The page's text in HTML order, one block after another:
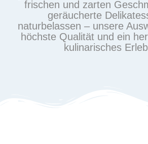
frischen und zarten
geräucherte
naturbelassen – unsere
höchste Qualität und ein
kulinarisches